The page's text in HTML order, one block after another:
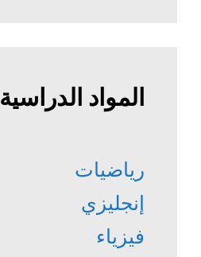
المواد الدراسية
رياضيات
إنجليزي
فيزياء